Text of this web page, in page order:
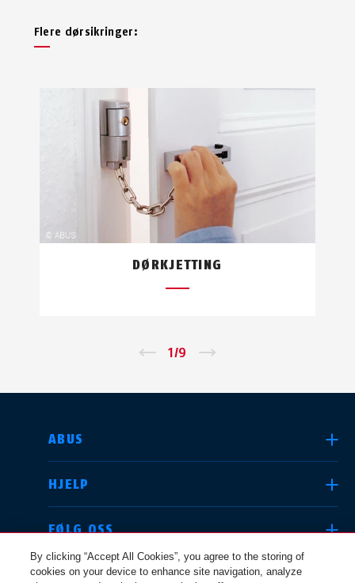
Flere dørsikringer:
DØRKJETTING
1/9
ABUS
HJELP
FØLG OSS
JURIDISK
VELG LAND
Deutschland
By clicking “Accept All Cookies”, you agree to the storing of
cookies on your device to enhance site navigation, analyze